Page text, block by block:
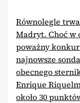
Równolegle
Madryt. Choć w
poważny
najnowsze
obecnego
Enrique
około 30